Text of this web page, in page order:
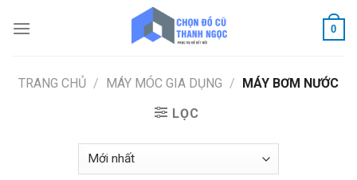
0
TRANG CHỦ / MÁY MÓC GIA DỤNG / MÁY BƠM NƯỚC
LỌC